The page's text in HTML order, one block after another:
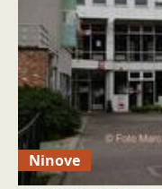
Ninove